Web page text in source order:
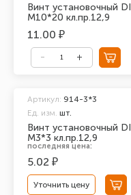
Винт установочный
М10*20 кл.пр.12,9
11.00 ₽
Винт установочный
М3*3 кл.пр.12,9
Артикул: 914-3*3
Ед. изм. шт.
последняя цена:
5.02 ₽
Уточнить цену